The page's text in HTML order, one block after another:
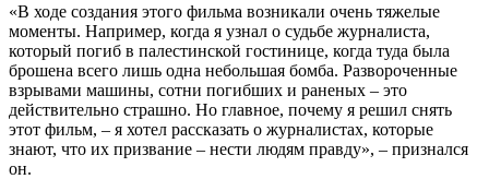
«В ходе создания этого фильма возникали очень тяжелые
моменты. Например, когда я узнал о судьбе журналиста,
который погиб в палестинской гостинице, когда туда была
брошена всего лишь одна небольшая бомба. Развороченные
взрывами машины, сотни погибших и раненых – это
действительно страшно. Но главное, почему я решил снять
этот фильм, – я хотел рассказать о журналистах, которые
знают, что их призвание – нести людям правду», – признался
он.